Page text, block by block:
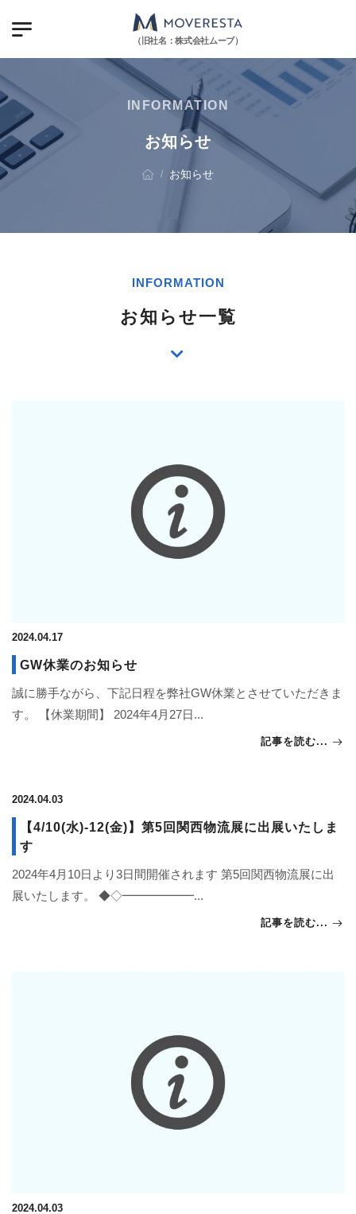
（旧社名：株式会社ムーブ）
INFORMATION
お知らせ
/ お知らせ
INFORMATION
お知らせ一覧
2024.04.17
GW休業のお知らせ
誠に勝手ながら、下記日程を弊社GW休業とさせていただきま
す。 【休業期間】 2024年4月27日...
記事を読む...
2024.04.03
【4/10(水)-12(金)】第5回関西物流展に出展いたしま
す
2024年4月10日より3日間開催されます 第5回関西物流展に出
展いたします。 ◆◇━━━━━━...
記事を読む...
2024.04.03